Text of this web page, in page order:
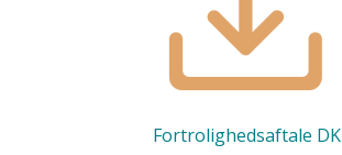
Fortrolighedsaftale DK